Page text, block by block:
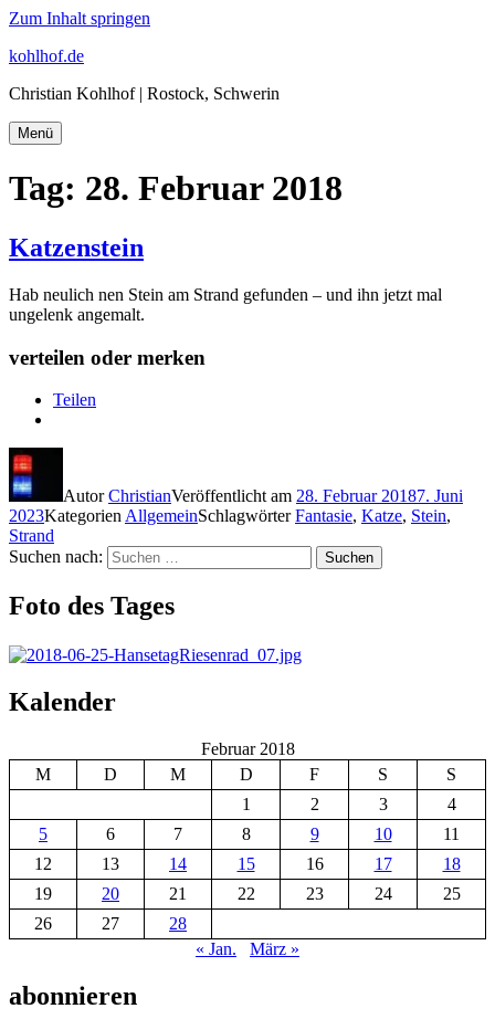
Zum Inhalt springen
kohlhof.de
Christian Kohlhof | Rostock, Schwerin
Menü
Tag: 28. Februar 2018
Katzenstein
Hab neulich nen Stein am Strand gefunden – und ihn jetzt mal
ungelenk angemalt.
verteilen oder merken
Teilen
AutorChristianVeröffentlicht am 28. Februar 20187. Juni
2023Kategorien AllgemeinSchlagwörterFantasie, Katze, Stein,
Strand
Suchen nach:
Suchen
Foto des Tages
Kalender
Februar 2018
M
D M D F S
S
1
2 3
4
5
6 7 8 9 10
11
12
13 14 15 16 17
18
19
20 21 22 23 24
25
26
27
28
« Jan.
März »
abonnieren